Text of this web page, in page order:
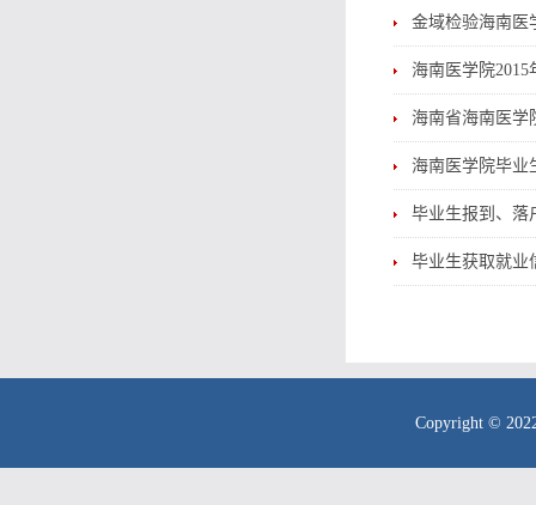
金域检验海南医
海南医学院2015
海南省海南医
海南医学院毕业
毕业生报到、落
毕业生获取就业
Copyright ©